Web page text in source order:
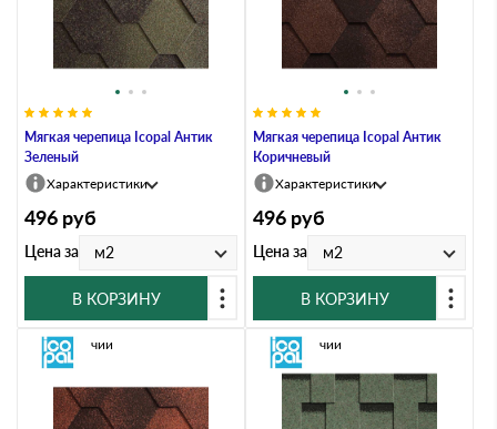
Мягкая черепица Icopal Антик
Зеленый
Характеристики
496 руб
Цена за м2
В КОРЗИНУ
Мягкая черепица Icopal Антик
Коричневый
Характеристики
496 руб
Цена за м2
В КОРЗИНУ
В наличии В наличии